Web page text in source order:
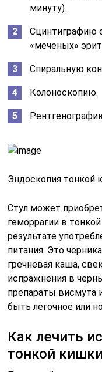
минуту).
Сцинтиграфию
«меченых»
Спиральную
Колоноскопию.
Эндоскопия тонкой
Стул может
геморрагии в
результате
питания. Это
гречневая каша,
испражнения в
препараты висмута
быть легочное или
Как лечить
тонкой кишки